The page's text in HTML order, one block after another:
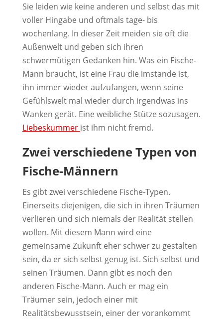
Sie leiden wie keine anderen und selbst das mit
voller Hingabe und oftmals tage- bis
wochenlang. In dieser Zeit meiden sie oft die
Außenwelt und geben sich ihren
schwermütigen Gedanken hin. Was ein Fische-
Mann braucht, ist eine Frau die imstande ist,
ihn immer wieder aufzufangen, wenn seine
Gefühlswelt mal wieder durch irgendwas ins
Wanken gerät. Eine weibliche Stütze sozusagen.
Liebeskummer ist ihm nicht fremd.
Zwei verschiedene Typen von
Fische-Männern
Es gibt zwei verschiedene Fische-Typen.
Einerseits diejenigen, die sich in ihren Träumen
verlieren und sich niemals der Realität stellen
wollen. Mit diesem Mann wird eine
gemeinsame Zukunft eher schwer zu gestalten
sein, da er sich selbst genug ist. Sich selbst und
seinen Träumen. Dann gibt es noch den
anderen Fische-Mann. Auch er mag ein
Träumer sein, jedoch einer mit
Realitätsbewusstsein, einer der vorankommt